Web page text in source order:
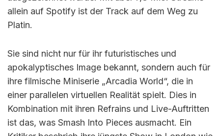
allein auf Spotify ist der Track auf dem Weg zu
Platin.
Sie sind nicht nur für ihr futuristisches und
apokalyptisches Image bekannt, sondern auch für
ihre filmische Miniserie „Arcadia World“, die in
einer parallelen virtuellen Realität spielt. Dies in
Kombination mit ihren Refrains und Live-Auftritten
ist das, was Smash Into Pieces ausmacht. Ein